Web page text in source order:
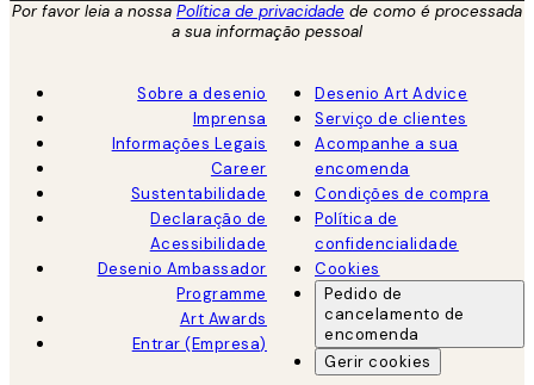
Por favor leia a nossa Política de privacidade de como é processada
a sua informação pessoal
Sobre a desenio
Imprensa
Informações Legais
Career
Sustentabilidade
Declaração de
Acessibilidade
Desenio Ambassador
Programme
Art Awards
Entrar (Empresa)
Desenio Art Advice
Serviço de clientes
Acompanhe a sua
encomenda
Condições de compra
Política de
confidencialidade
Cookies
Pedido de
cancelamento de
encomenda
Gerir cookies